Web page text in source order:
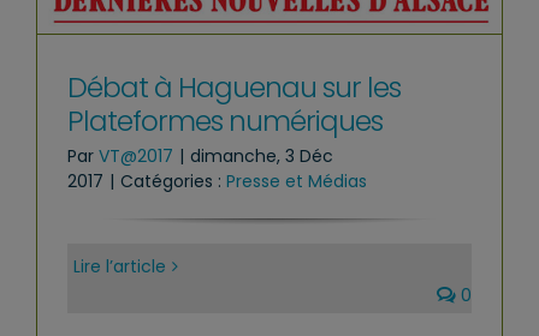
Débat à Haguenau sur les
Plateformes numériques
Par VT@2017 | dimanche, 3 Déc
2017 | Catégories : Presse et Médias
Lire l’article
0